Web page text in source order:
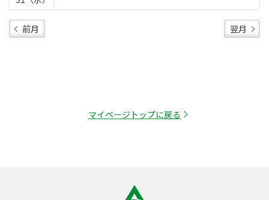
前月 翌月
マイページトップに戻る